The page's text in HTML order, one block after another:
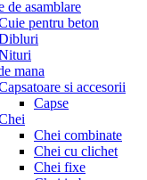
de asamblare
pentru beton
mana
si accesorii
Capse
Chei combinate
Chei cu clichet
Chei fixe